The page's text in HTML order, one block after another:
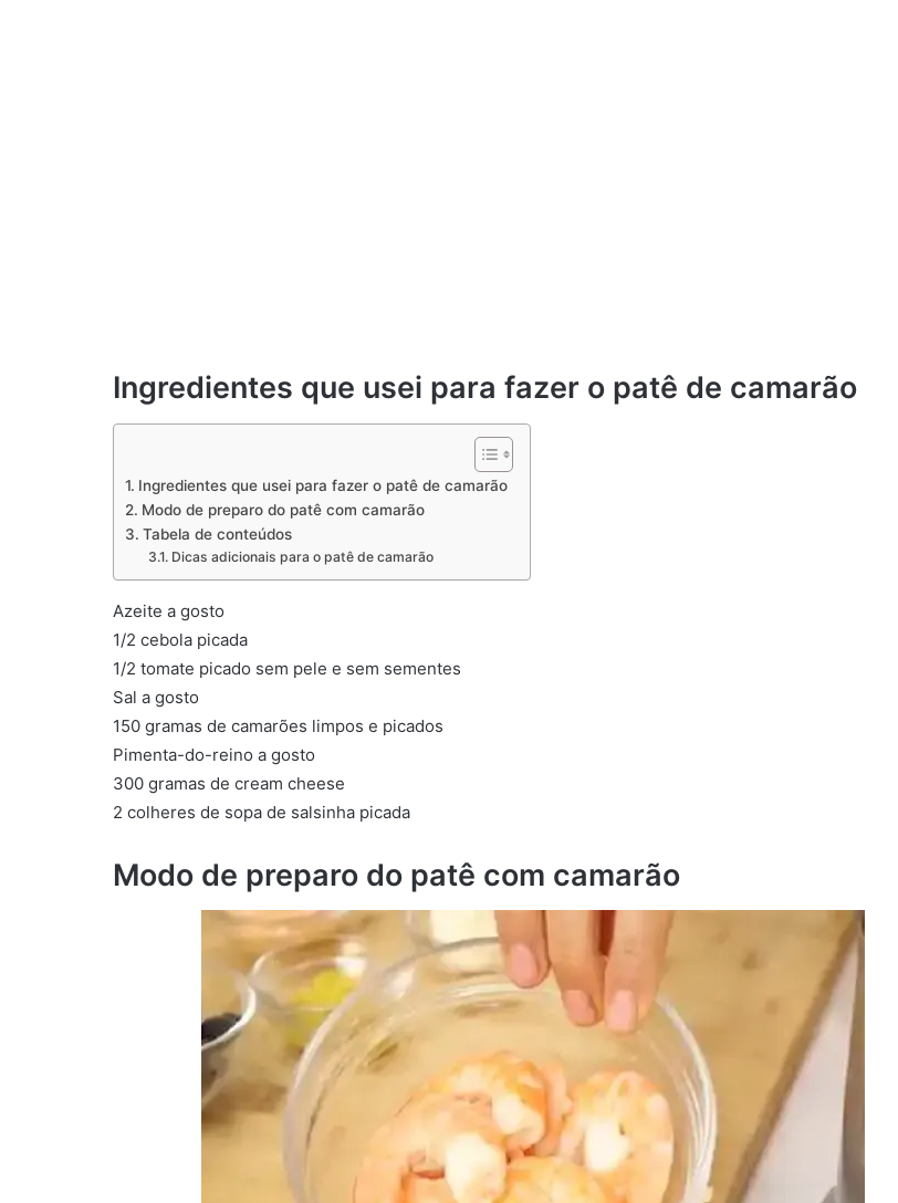
Ingredientes que usei para fazer o patê de camarão
Ingredientes que usei para fazer o patê de camarão
Modo de preparo do patê com camarão
Tabela de conteúdos
Dicas adicionais para o patê de camarão
Azeite a gosto
1/2 cebola picada
1/2 tomate picado sem pele e sem sementes
Sal a gosto
150 gramas de camarões limpos e picados
Pimenta-do-reino a gosto
300 gramas de cream cheese
2 colheres de sopa de salsinha picada
Modo de preparo do patê com camarão